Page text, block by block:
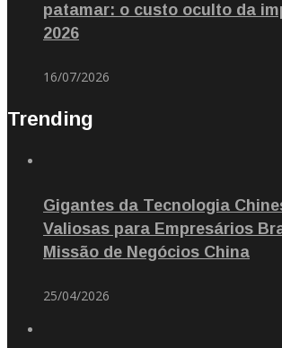
patamar: o custo oculto da
2026
16/07/2026
Trending
Gigantes da Tecnologia
Valiosas para Empresários
Missão de Negócios China
25/04/2026